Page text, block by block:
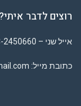
רוצים לדבר איתי?
אייל שני – 053-2450660
כתובת מייל: eyals1974@gmail.com